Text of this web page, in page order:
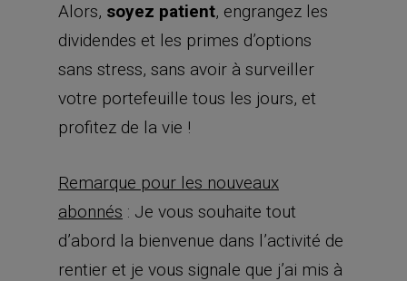
Alors, soyez patient, engrangez les
dividendes et les primes d’options
sans stress, sans avoir à surveiller
votre portefeuille tous les jours, et
profitez de la vie !
Remarque pour les nouveaux
abonnés : Je vous souhaite tout
d’abord la bienvenue dans l’activité de
rentier et je vous signale que j’ai mis à